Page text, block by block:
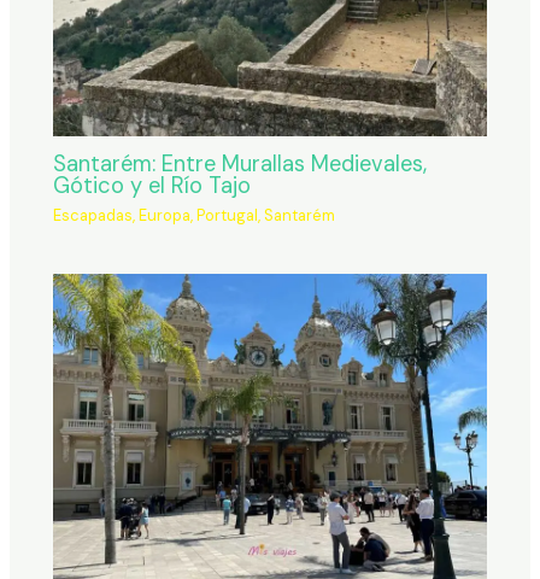
Santarém: Entre Murallas Medievales,
Gótico y el Río Tajo
Escapadas,Europa,Portugal,Santarém